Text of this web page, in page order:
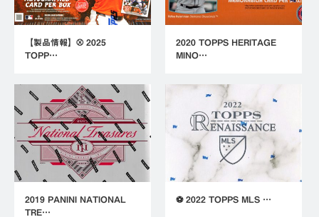
【製品情報】⚾ 2025
TOPP…
2020 TOPPS HERITAGE
MINO…
2019 PANINI NATIONAL
TRE…
⚽ 2022 TOPPS MLS …